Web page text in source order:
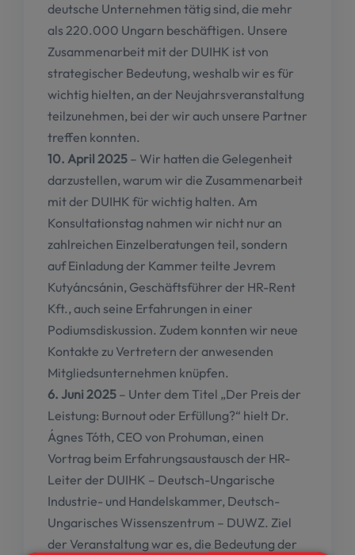
deutsche Unternehmen tätig sind, die mehr
als 220.000 Ungarn beschäftigen. Unsere
Zusammenarbeit mit der DUIHK ist von
strategischer Bedeutung, weshalb wir es für
wichtig hielten, an der Neujahrsveranstaltung
teilzunehmen, bei der wir auch unsere Partner
treffen konnten.
10. April 2025 – Wir hatten die Gelegenheit
darzustellen, warum wir die Zusammenarbeit
mit der DUIHK für wichtig halten. Am
Konsultationstag nahmen wir nicht nur an
zahlreichen Einzelberatungen teil, sondern
auf Einladung der Kammer teilte Jevrem
Kutyáncsánin, Geschäftsführer der HR-Rent
Kft., auch seine Erfahrungen in einer
Podiumsdiskussion. Zudem konnten wir neue
Kontakte zu Vertretern der anwesenden
Mitgliedsunternehmen knüpfen.
6. Juni 2025 – Unter dem Titel „Der Preis der
Leistung: Burnout oder Erfüllung?“ hielt Dr.
Ágnes Tóth, CEO von Prohuman, einen
Vortrag beim Erfahrungsaustausch der HR-
Leiter der DUIHK – Deutsch-Ungarische
Industrie- und Handelskammer, Deutsch-
Ungarisches Wissenszentrum – DUWZ. Ziel
der Veranstaltung war es, die Bedeutung der